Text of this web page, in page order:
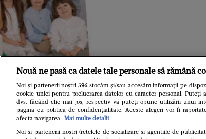
Nouă ne pasă ca datele tale personale să rămână
Noi și partenerii noștri596stocăm și/sau accesăm informații pe
cookie unici pentru prelucrarea datelor cu caracter personal. Puteți
dvs. făcând clic mai jos, respectiv vă puteți opune utilizării unui
pagina cu politica de confidențialitate. Aceste alegeri vor fi
afecta navigarea. Mai multe detalii
Noi si partenerii nostri (retelele de socializare si agentiile de